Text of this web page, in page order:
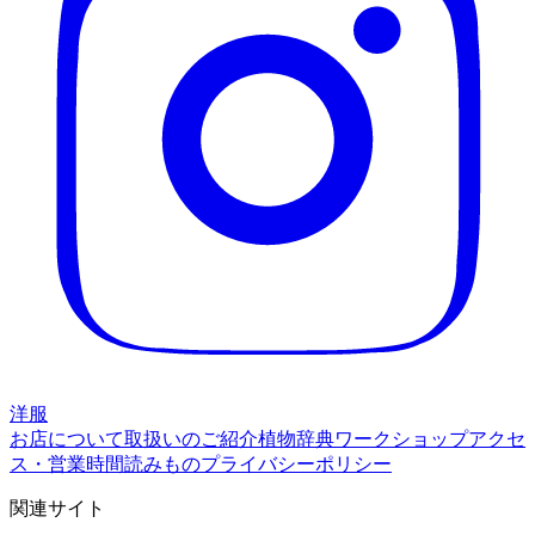
洋服
お店について取扱いのご紹介植物辞典ワークショップアクセ
ス・営業時間読みものプライバシーポリシー
関連サイト